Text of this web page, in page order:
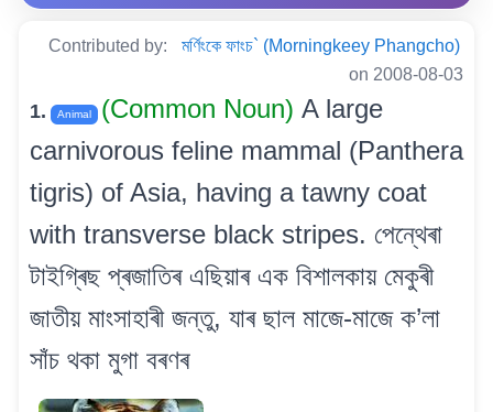
Contributed by:
মৰ্ণিংকে ফাংচ` (Morningkeey Phangcho)
on 2008-08-03
1. Animal (Common Noun) A large
carnivorous feline mammal (Panthera
tigris) of Asia, having a tawny coat
with transverse black stripes. পেন্থেৰা
টাইগ্ৰিছ প্ৰজাতিৰ এছিয়াৰ এক বিশালকায় মেকুৰী
জাতীয় মাংসাহাৰী জন্তু, যাৰ ছাল মাজে-মাজে ক’লা
সাঁচ থকা মুগা বৰণৰ